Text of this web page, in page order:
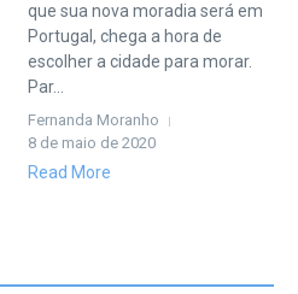
que sua nova moradia será em
Portugal, chega a hora de
escolher a cidade para morar.
Par...
Fernanda Moranho
8 de maio de 2020
Read More